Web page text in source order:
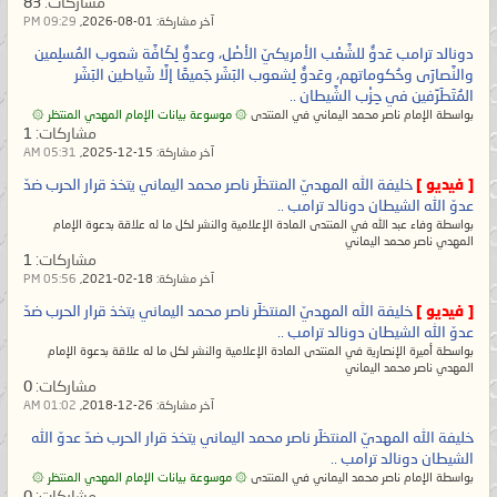
لأنّ كافَّة رُسل الله أجمعين من الجِنِّ
والإنس وفي كافَّة الأُمَم كان ما جاء في
مضمون رسالتهم دعوة العَبيد إلى دين
الله الإسلام لِيُسلموا لربّهم فيعبدوا الله
وحده لا شريك له تصديقًا لقول الله
{يَا مَعْشَرَ الْجِنِّ وَالْإِنسِ أَلَمْ يَأْتِكُمْ
رُسُلٌ مِّنكُمْ يَقُصُّونَ عَلَيْكُمْ آيَاتِي
وَيُنذِرُونَكُمْ لِقَاءَ يَوْمِكُمْ هَٰذَا ۚ قَالُوا شَهِدْنَا
عَلَىٰ أَنفُسِنَا ۖ وَغَرَّتْهُمُ الْحَيَاةُ الدُّنْيَا وَشَهِدُوا
عَلَىٰ أَنفُسِهِمْ أَنَّهُمْ كَانُوا كَافِرِينَ ‎﴿١٣٠﴾‏}
صدق الله العظيم [سورة الأنعام].
وكُلّ الكُتُب السماويَّة تُحَرِّمُ على عبيد الله
الخبائث وتُحِلّ لهم الطيبات في الحياة
الدُّنيا ويوم القيامة خالصةً للمُتَّقين منهم،
ونَصيب الكافرين من ربّهم في الآخرة
مشاركات:
آخر مشاركة: 09:29 PM
دونالد ترامب عَدوٌّ للشَّعْب الأمريكيّ الأصْل، وعدوٌّ لِكَافَّة شعوب المُسلِمين
والنَّصارَى وحُكوماتهم، وعَدوٌّ لِشعوب البَشَر جَميعًا إلَّا شَياطين البَشَر
المُتَطَرِّفين في حِزْب الشَّيطان ..
بواسطة الإمام ناصر محمد اليماني في المنتدى ۞ موسوعة بيانات الإمام المهدي المنتظر ۞
مشاركات:
آخر مشاركة: 05:31 AM
[ فيديو ] خليفة الله المهديّ المنتظَر ناصر محمد اليماني يتخذ قرار الحرب ضدّ
عدوّ الله الشيطان دونالد ترامب ..
بواسطة وفاء عبد الله في المنتدى المادة الإعلامية والنشر لكل ما له علاقة بدعوة الإمام
المهدي ناصر محمد اليماني
مشاركات:
آخر مشاركة: 05:56 PM
[ فيديو ] خليفة الله المهديّ المنتظَر ناصر محمد اليماني يتخذ قرار الحرب ضدّ
عدوّ الله الشيطان دونالد ترامب ..
بواسطة أميرة الإنصارية في المنتدى المادة الإعلامية والنشر لكل ما له علاقة بدعوة الإمام
المهدي ناصر محمد اليماني
مشاركات:
آخر مشاركة: 01:02 AM
خليفة الله المهديّ المنتظَر ناصر محمد اليماني يتخذ قرار الحرب ضدّ عدوّ الله
الشيطان دونالد ترامب ..
بواسطة الإمام ناصر محمد اليماني في المنتدى ۞ موسوعة بيانات الإمام المهدي المنتظر ۞